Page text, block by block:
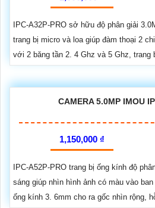
IPC-A32P-PRO sở hữu độ phân giải
trang bị micro và loa giúp đàm thoại 2
với 2 băng tần 2. 4 Ghz và 5 Ghz, trang
CAMERA 5.0MP IMOU
1,150,000 ₫
IPC-A52P-PRO trang bị ống kính độ
sáng giúp nhìn hình ảnh có màu vào ban
ống kính 3. 6mm cho ra gốc nhìn rộng,